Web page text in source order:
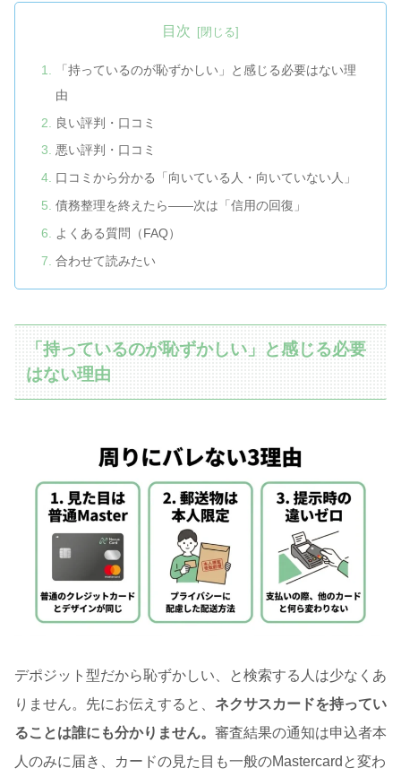
目次
「持っているのが恥ずかしい」と感じる必要はない理
由
良い評判・口コミ
悪い評判・口コミ
口コミから分かる「向いている人・向いていない人」
債務整理を終えたら——次は「信用の回復」
よくある質問（FAQ）
合わせて読みたい
「持っているのが恥ずかしい」と感じる必要
はない理由
デポジット型だから恥ずかしい、と検索する人は少なくあ
りません。先にお伝えすると、 ネクサスカードを持ってい
ることは誰にも分かりません。 審査結果の通知は申込者本
人のみに届き、カードの見た目も一般のMastercardと変わ